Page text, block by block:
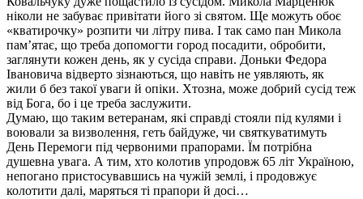
ніколи не забуває привітати його зі святом. Ще можуть обоє
«кватирочку» розпити чи літру пива. І так само пан Микола
пам’ятає, що треба допомогти город посадити, обробити,
заглянути кожен день, як у сусіда справи. Доньки Федора
Івановича відверто зізнаються, що навіть не уявляють, як
жили б без такої уваги й опіки. Хтозна, може добрий сусід теж
від Бога, бо і це треба заслужити.
Думаю, що таким ветеранам, які справді стояли під кулями і
воювали за визволення, геть байдуже, чи святкуватимуть
День Перемоги під червоними прапорами. Їм потрібна
душевна увага. А тим, хто колотив упродовж 65 літ Україною,
непогано пристосувавшись на чужій землі, і продовжує
колотити далі, маряться ті прапори й досі…